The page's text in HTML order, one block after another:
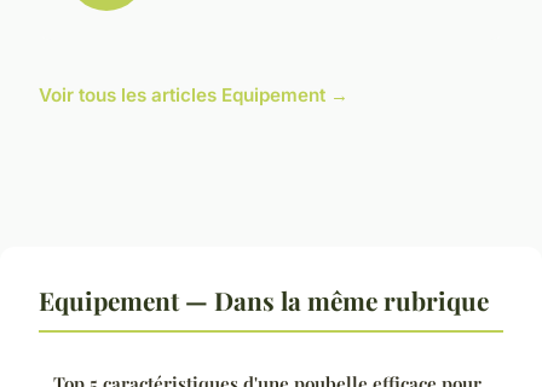
Voir tous les articles Equipement →
Equipement — Dans la même rubrique